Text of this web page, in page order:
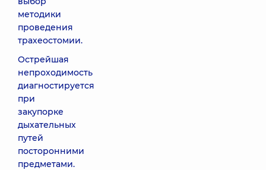
методики
проведения
трахеостомии.
Острейшая
непроходимость
диагностируется
при
закупорке
дыхательных
путей
посторонними
предметами.